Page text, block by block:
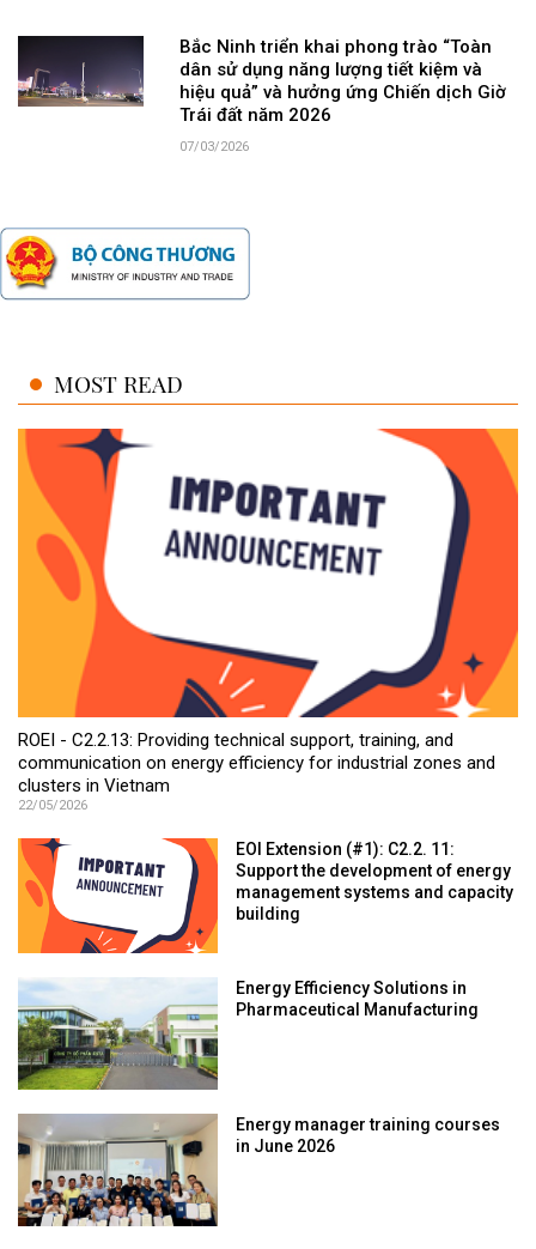
Bắc Ninh triển khai phong trào “Toàn
dân sử dụng năng lượng tiết kiệm và
hiệu quả” và hưởng ứng Chiến dịch Giờ
Trái đất năm 2026
07/03/2026
MOST READ
ROEI - C2.2.13: Providing technical support, training, and
communication on energy efficiency for industrial zones and
clusters in Vietnam
22/05/2026
EOI Extension (#1): C2.2. 11:
Support the development of energy
management systems and capacity
building
Energy Efficiency Solutions in
Pharmaceutical Manufacturing
Energy manager training courses
in June 2026